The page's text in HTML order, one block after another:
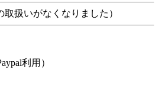
扱いがなくなりました）
利用）